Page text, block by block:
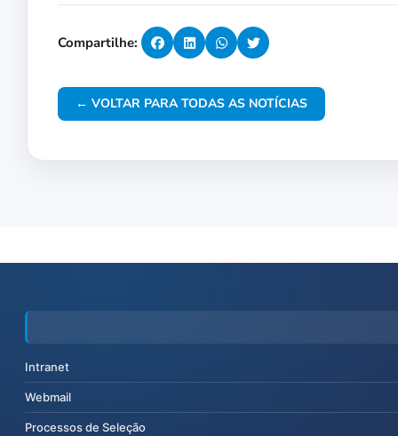
Compartilhe:
← VOLTAR PARA TODAS AS NOTÍCIAS
Intranet
Webmail
Processos de Seleção